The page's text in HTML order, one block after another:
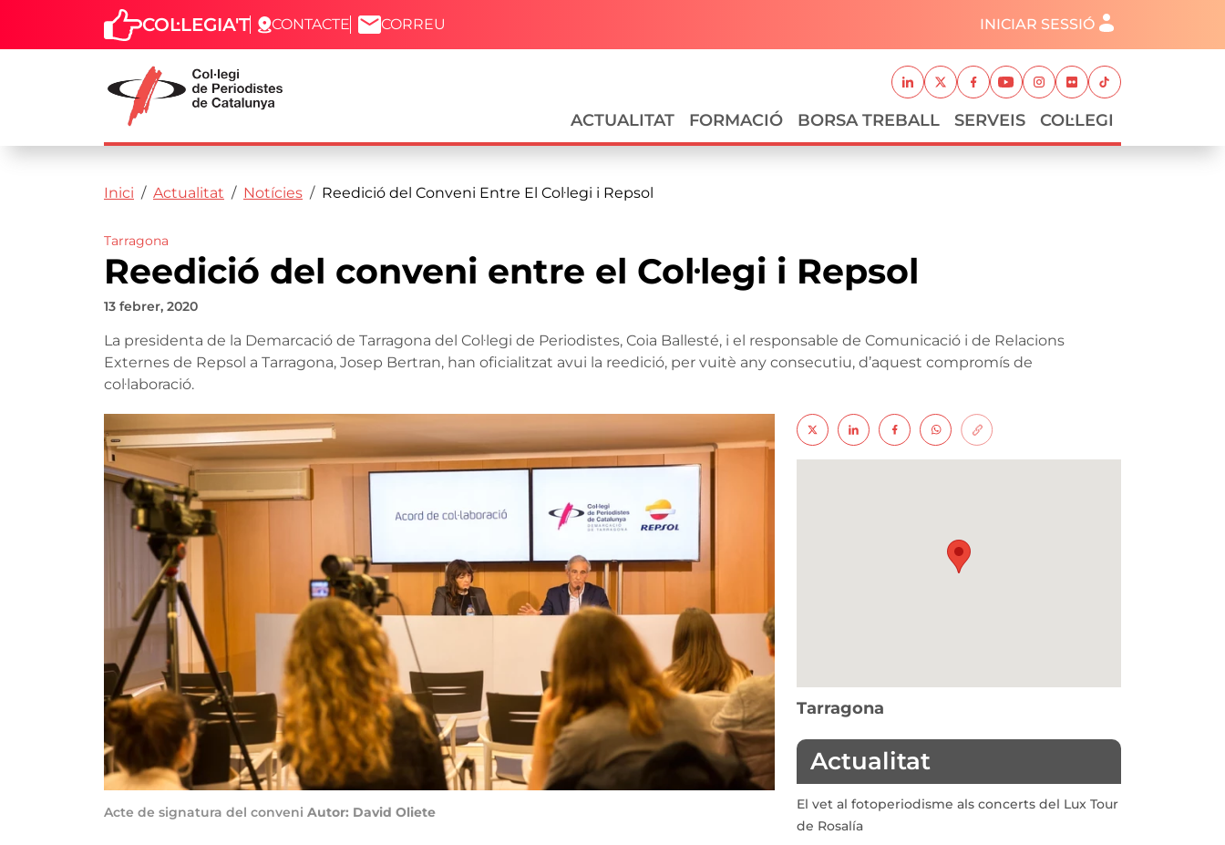
Vés al contingut
Capçalera
COL·LEGIA'T CONTACTE CORREU Menú del compte d'usuari
INICIAR SESSIÓ
Xarxes socials
LinkedinTwitterFacebook
YoutubeInstagram
FlickrTikTok
Navegació principal
ACTUALITAT FORMACIÓ BORSA TREBALL SERVEIS COL·LEGI
Fil d'ariadna
Inici Actualitat Notícies Reedició del Conveni Entre El Col·legi i Repsol
Tarragona
Reedició del conveni entre el Col·legi i Repsol
13 febrer, 2020
La presidenta de la Demarcació de Tarragona del Col·legi de Periodistes, Coia Ballesté, i el responsable de Comunicació i de Relacions
Externes de Repsol a Tarragona, Josep Bertran, han oficialitzat avui la reedició, per vuitè any consecutiu, d’aquest compromís de
col·laboració.
Acte de signatura del conveni Autor: David Oliete
Tarragona
Actualitat
El vet al fotoperiodisme als concerts del Lux Tour
de Rosalía